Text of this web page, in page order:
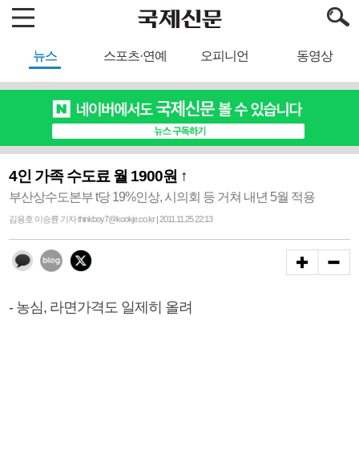
뉴스 스포츠·연예 오피니언 동영상
4인 가족 수도료 월 1900원 ↑
부산상수도본부 t당 19%인상, 시의회 등 거쳐 내년 5월 적용
김용호 이승륜 기자 thinkboy7@kookje.co.kr | 2011.11.25 22:13
- 농심, 라면가격도 일제히 올려